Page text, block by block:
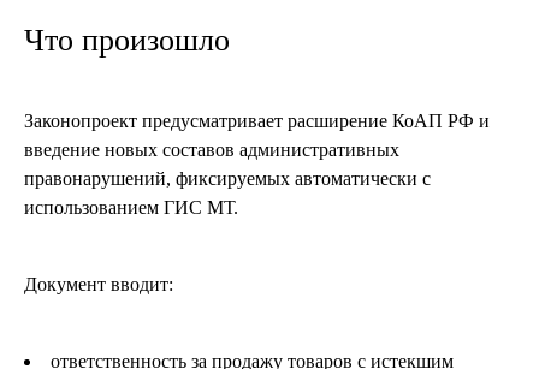
Что произошло
Законопроект предусматривает расширение КоАП РФ и
введение новых составов административных
правонарушений, фиксируемых автоматически с
использованием ГИС МТ.
Документ вводит:
ответственность за продажу товаров с истекшим